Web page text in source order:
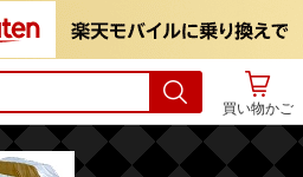
買い物かご